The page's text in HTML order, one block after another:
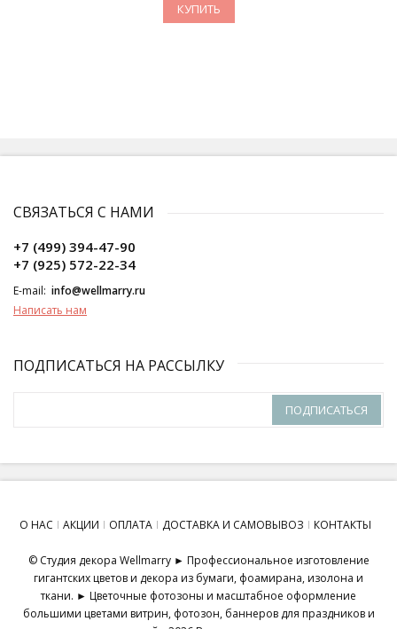
КУПИТЬ
СВЯЗАТЬСЯ С НАМИ
+7 (499) 394-47-90
+7 (925) 572-22-34
E-mail: info@wellmarry.ru
Написать нам
ПОДПИСАТЬСЯ НА РАССЫЛКУ
ПОДПИСАТЬСЯ
О НАС АКЦИИ ОПЛАТА ДОСТАВКА И САМОВЫВОЗ КОНТАКТЫ
© Студия декора Wellmarry ► Профессиональное изготовление
гигантских цветов и декора из бумаги, фоамирана, изолона и
ткани. ► Цветочные фотозоны и масштабное оформление
большими цветами витрин, фотозон, баннеров для праздников и